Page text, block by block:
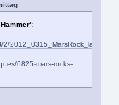
2012_0315_MarsRock_large.jpg
6825-mars-rocks-